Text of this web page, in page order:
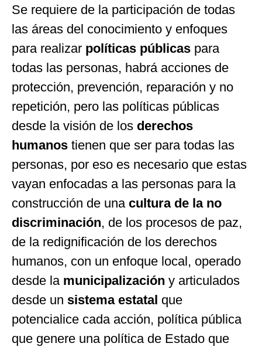
Se requiere de la participación de todas
las áreas del conocimiento y enfoques
para realizar políticas públicas para
todas las personas, habrá acciones de
protección, prevención, reparación y no
repetición, pero las políticas públicas
desde la visión de los derechos
humanos tienen que ser para todas las
personas, por eso es necesario que estas
vayan enfocadas a las personas para la
construcción de una cultura de la no
discriminación, de los procesos de paz,
de la redignificación de los derechos
humanos, con un enfoque local, operado
desde la municipalización y articulados
desde un sistema estatal que
potencialice cada acción, política pública
que genere una política de Estado que